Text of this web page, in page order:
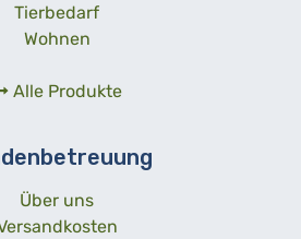
Tierbedarf
Wohnen
Alle Produkte
Über uns